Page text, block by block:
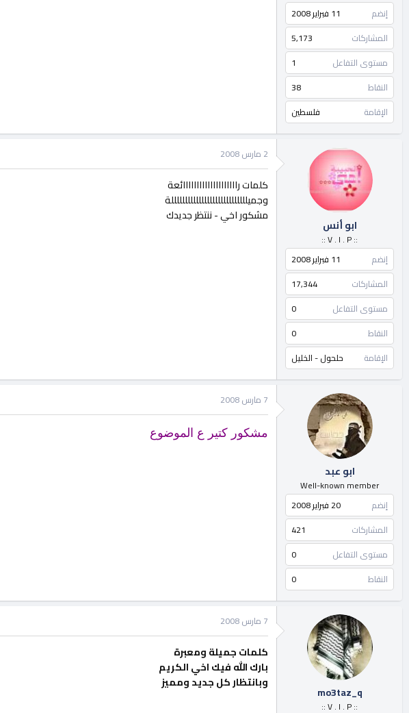
إنضم
11 فبراير 2008
المشاركات
5,173
مستوى التفاعل
1
النقاط
38
الإقامة
فلسطين
ابو أنس
:: V . I . P ::
إنضم
11 فبراير 2008
المشاركات
17,344
مستوى التفاعل
0
النقاط
0
الإقامة
حلحول - الخليل
2 مارس 2008
كلمات راااااااااااااااااااائعة
وجميللللللللللللللللللللللللللللة
مشكور اخي - ننتظر جديدك
ابو عبد
Well-known member
إنضم
20 فبراير 2008
المشاركات
421
مستوى التفاعل
0
النقاط
0
7 مارس 2008
مشكور كتير ع الموضوع
mo3taz_q
:: V . I . P ::
7 مارس 2008
كلمات جميلة ومعبرة
بارك الله فيك اخي الكريم
وبانتظار كل جديد ومميز